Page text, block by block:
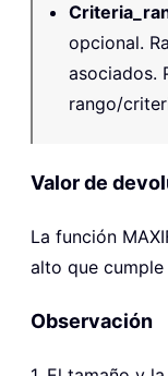
opcional.
asociados.
rango/
Valor de
La función
alto que
Observación